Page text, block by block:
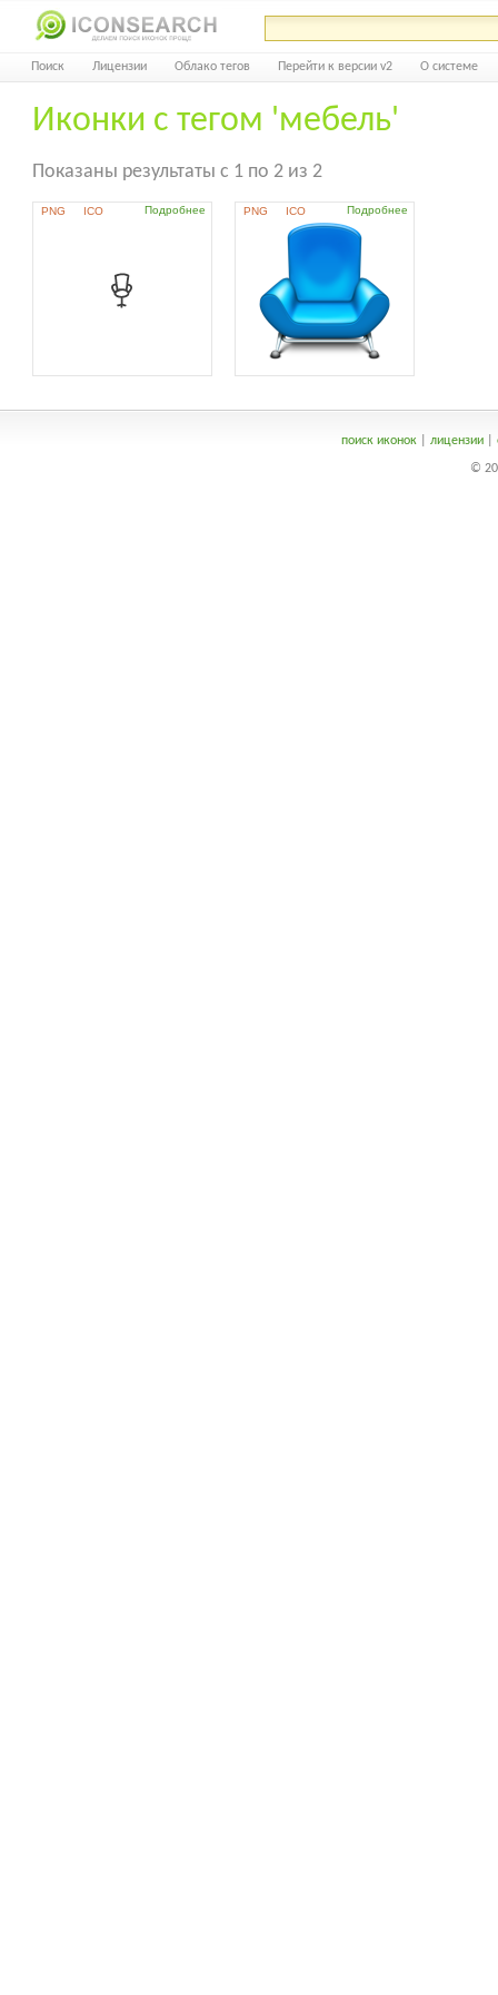
Поиск Лицензии Облако тегов Перейти к версии v2 О системе
Иконки с тегом 'мебель'
Показаны результаты с 1 по 2 из 2
PNG ICO Подробнее PNG ICO Подробнее
поиск иконок| лицензии|
©